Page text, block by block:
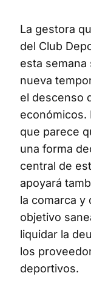
La gestora
del Club
esta semana
nueva
el descenso
económicos.
que parece
una forma
central de
apoyará
la comarca y
objetivo
liquidar la
los
deportivos.